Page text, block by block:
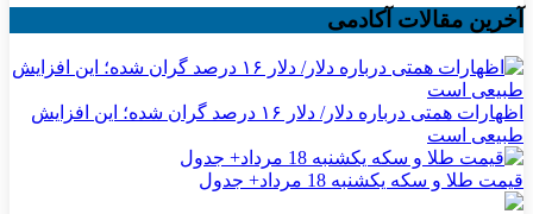
آخرین مقالات آکادمی
اظهارات همتی درباره دلار/ دلار ۱۶ درصد گران شده؛ این افزایش
طبیعی است
قیمت طلا و سکه یکشنبه 18 مرداد+ جدول